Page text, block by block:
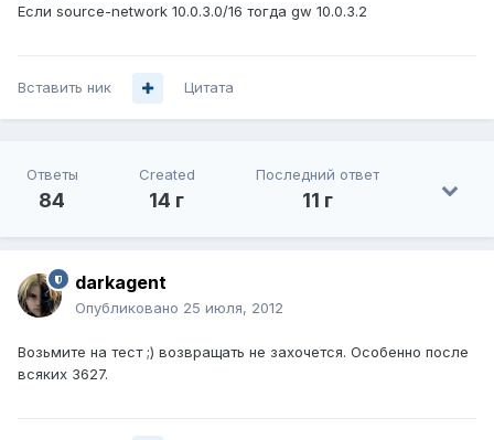
Если source-network 10.0.3.0/16 тогда gw 10.0.3.2
Вставить ник Цитата
Ответы
84
Created
14 г
Последний ответ
11 г
darkagent
Опубликовано 25 июля, 2012
Возьмите на тест ;) возвращать не захочется. Особенно после
всяких 3627.